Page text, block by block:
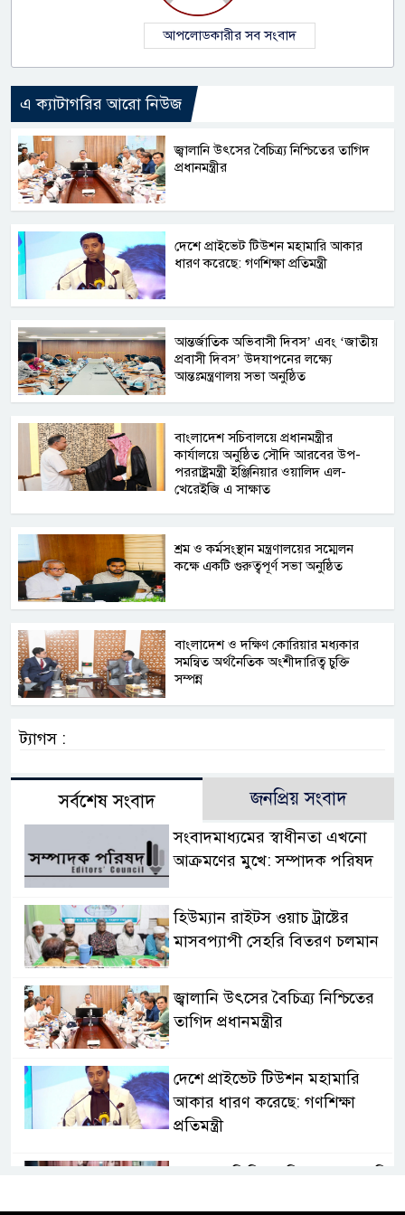
আপলোডকারীর সব সংবাদ
এ ক্যাটাগরির আরো নিউজ
জ্বালানি উৎসের বৈচিত্র্য নিশ্চিতের তাগিদ
প্রধানমন্ত্রীর
দেশে প্রাইভেট টিউশন মহামারি আকার
ধারণ করেছে: গণশিক্ষা প্রতিমন্ত্রী
আন্তর্জাতিক অভিবাসী দিবস’ এবং ‘জাতীয়
প্রবাসী দিবস’ উদযাপনের লক্ষ্যে
আন্তঃমন্ত্রণালয় সভা অনুষ্ঠিত
বাংলাদেশ সচিবালয়ে প্রধানমন্ত্রীর
কার্যালয়ে অনুষ্ঠিত সৌদি আরবের উপ-
পররাষ্ট্রমন্ত্রী ইঞ্জিনিয়ার ওয়ালিদ এল-
খেরেইজি এ সাক্ষাত
শ্রম ও কর্মসংস্থান মন্ত্রণালয়ের সম্মেলন
কক্ষে একটি গুরুত্বপূর্ণ সভা অনুষ্ঠিত
বাংলাদেশ ও দক্ষিণ কোরিয়ার মধ্যকার
সমন্বিত অর্থনৈতিক অংশীদারিত্ব চুক্তি
সম্পন্ন
ট্যাগস :
সর্বশেষ সংবাদ জনপ্রিয় সংবাদ
সংবাদমাধ্যমের স্বাধীনতা এখনো
আক্রমণের মুখে: সম্পাদক পরিষদ
হিউম্যান রাইটস ওয়াচ ট্রাষ্টের
মাসবপ্যাপী সেহরি বিতরণ চলমান
জ্বালানি উৎসের বৈচিত্র্য নিশ্চিতের
তাগিদ প্রধানমন্ত্রীর
দেশে প্রাইভেট টিউশন মহামারি
আকার ধারণ করেছে: গণশিক্ষা
প্রতিমন্ত্রী
মাধবপুর ডিবির অভিযানে ৬০ কেজি